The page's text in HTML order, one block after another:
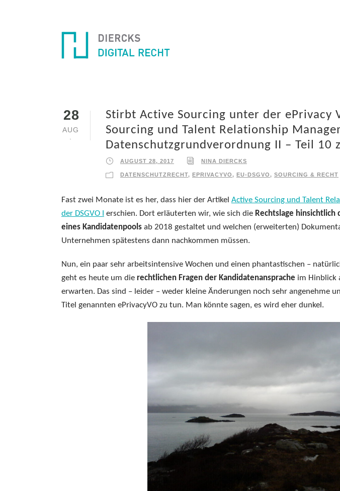
28
AUG
Stirbt Active Sourcing unter der ePrivacy
Sourcing und Talent Relationship
Datenschutzgrundverordnung II – Teil 10
AUGUST 28, 2017 NINA DIERCKS
DATENSCHUTZRECHT, EPRIVACYVO, EU-DSGVO, SOURCING & RECHT
Fast zwei Monate ist es her, dass hier der Artikel Active Sourcing und Talent
der DSGVO I
erschien. Dort erläuterten wir, wie sich die Rechtslage hinsichtlich
eines Kandidatenpools ab 2018 gestaltet und welchen (erweiterten)
Unternehmen spätestens dann nachkommen müssen.
Nun, ein paar sehr arbeitsintensive Wochen und einen phantastischen –
geht es heute um die rechtlichen Fragen der Kandidatenansprache im Hinblick
erwarten. Das sind – leider – weder kleine Änderungen noch sehr angenehme
Titel genannten ePrivacyVO zu tun. Man könnte sagen, es wird eher dunkel.